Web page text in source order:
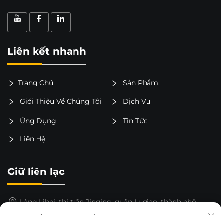
Liên kết nhanh
Trang Chủ Sản Phẩm
Giới Thiệu Về Chúng Tôi Dịch Vụ
Ứng Dụng Tin Tức
Liên Hệ
Giữ liên lạc
Làng Libei, thị trấn Jinqing, quận Luqiao, thành phố